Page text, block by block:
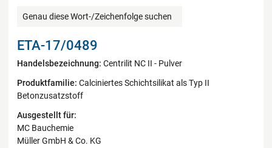
Genau diese Wort-/Zeichenfolge suchen
ETA-17/0489
Handelsbezeichnung: Centrilit NC II - Pulver
Produktfamilie: Calciniertes Schichtsilikat als Typ II
Betonzusatzstoff
Ausgestellt für:
MC Bauchemie
Müller GmbH & Co. KG